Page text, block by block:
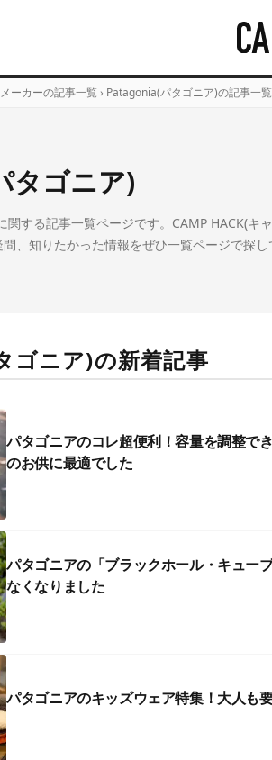
ーカーの記事一覧 › Patagonia(パタゴニア)の記事一覧
ゴニア)
関する記事一覧ページです。CAMP HACK(
、知りたかった情報をぜひ一覧ページで探し
ニア)の新着記事
パタゴニアのコレ超便利！容量を調整で
のお供に最適でした
パタゴニアの「ブラックホール・キュー
なくなりました
パタゴニアのキッズウェア特集！大人も